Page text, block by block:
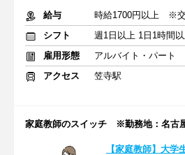
給与
時給1700円以上 ※
シフト
雇用形態
アルバイト・パート
アクセス
笠寺駅
家庭教師のスイッチ ※勤務地：名古
【家庭教師】大学